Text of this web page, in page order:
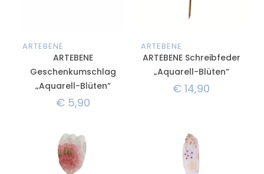
ARTEBENE
ARTEBENE
Geschenkumschlag
„Aquarell-Blüten“
€5,90
ARTEBENE
ARTEBENE Schreibfeder
„Aquarell-Blüten“
€ 14,90